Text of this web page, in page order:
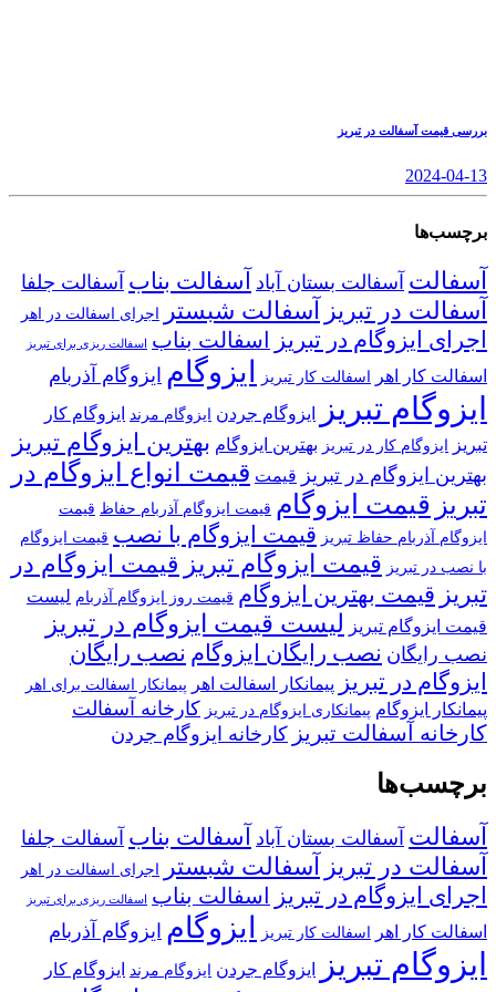
بررسی قیمت آسفالت در تبریز
2024-04-13
برچسب‌ها
آسفالت آسفالت بستان آباد آسفالت بناب آسفالت جلفا
آسفالت در تبریز آسفالت شبستر اجرای اسفالت در اهر
اجرای ایزوگام در تبریز اسفالت بناب اسفالت ریزی برای تبریز
اسفالت کار اهر اسفالت کار تبریز ایزوگام ایزوگام آذربام
ایزوگام تبریز ایزوگام جردن ایزوگام مرند ایزوگام کار
تبریز ایزوگام کار در تبریز بهترین ایزوگام بهترین ایزوگام تبریز
بهترین ایزوگام در تبریز قیمت قیمت انواع ایزوگام در
تبریز قیمت ایزوگام قیمت ایزوگام آذربام حفاظ قیمت
ایزوگام آذربام حفاظ تبریز قیمت ایزوگام با نصب قیمت ایزوگام
با نصب در تبریز قیمت ایزوگام تبریز قیمت ایزوگام در
تبریز قیمت بهترین ایزوگام قیمت روز ایزوگام آذربام لیست
قیمت ایزوگام تبریز لیست قیمت ایزوگام در تبریز
نصب رایگان نصب رایگان ایزوگام نصب رایگان
ایزوگام در تبریز پیمانکار اسفالت اهر پیمانکار اسفالت برای اهر
پیمانکار ایزوگام پیمانکاری ایزوگام در تبریز کارخانه آسفالت
کارخانه آسفالت تبریز کارخانه ایزوگام جردن
برچسب‌ها
آسفالت آسفالت بستان آباد آسفالت بناب آسفالت جلفا
آسفالت در تبریز آسفالت شبستر اجرای اسفالت در اهر
اجرای ایزوگام در تبریز اسفالت بناب اسفالت ریزی برای تبریز
اسفالت کار اهر اسفالت کار تبریز ایزوگام ایزوگام آذربام
ایزوگام تبریز ایزوگام جردن ایزوگام مرند ایزوگام کار